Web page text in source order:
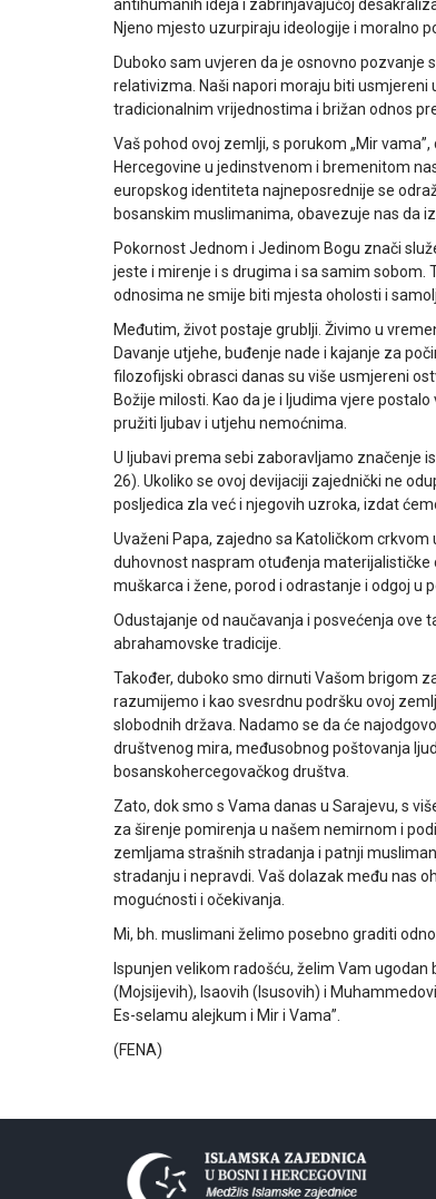
antihumanih ideja i zabrinjavajućoj
Njeno mjesto uzurpiraju ideologije i moralno
Duboko sam uvjeren da je osnovno
relativizma. Naši napori moraju biti
tradicionalnim vrijednostima i brižan odnos
Vaš pohod ovoj zemlji, s porukom „Mir
Hercegovine u jedinstvenom i bremenitom
europskog identiteta najneposrednije se
bosanskim muslimanima, obavezuje nas da
Pokornost Jednom i Jedinom Bogu znači
jeste i mirenje i s drugima i sa samim sobom.
odnosima ne smije biti mjesta oholosti i
Međutim, život postaje grublji. Živimo u
Davanje utjehe, buđenje nade i kajanje za
filozofijski obrasci danas su više usmjereni
Božije milosti. Kao da je i ljudima vjere
pružiti ljubav i utjehu nemoćnima.
U ljubavi prema sebi zaboravljamo značenje
26). Ukoliko se ovoj devijaciji zajednički ne
posljedica zla već i njegovih uzroka, izdat
Uvaženi Papa, zajedno sa Katoličkom
duhovnost naspram otuđenja materijalističke
muškarca i žene, porod i odrastanje i odgoj u
Odustajanje od naučavanja i posvećenja ove
abrahamovske tradicije.
Također, duboko smo dirnuti Vašom brigom
razumijemo i kao svesrdnu podršku ovoj
slobodnih država. Nadamo se da će
društvenog mira, međusobnog poštovanja
bosanskohercegovačkog društva.
Zato, dok smo s Vama danas u Sarajevu, s
za širenje pomirenja u našem nemirnom i
zemljama strašnih stradanja i patnji
stradanju i nepravdi. Vaš dolazak među nas
mogućnosti i očekivanja.
Mi, bh. muslimani želimo posebno graditi
Ispunjen velikom radošću, želim Vam
(Mojsijevih), Isaovih (Isusovih) i
Es-selamu alejkum i Mir i Vama”.
(FENA)